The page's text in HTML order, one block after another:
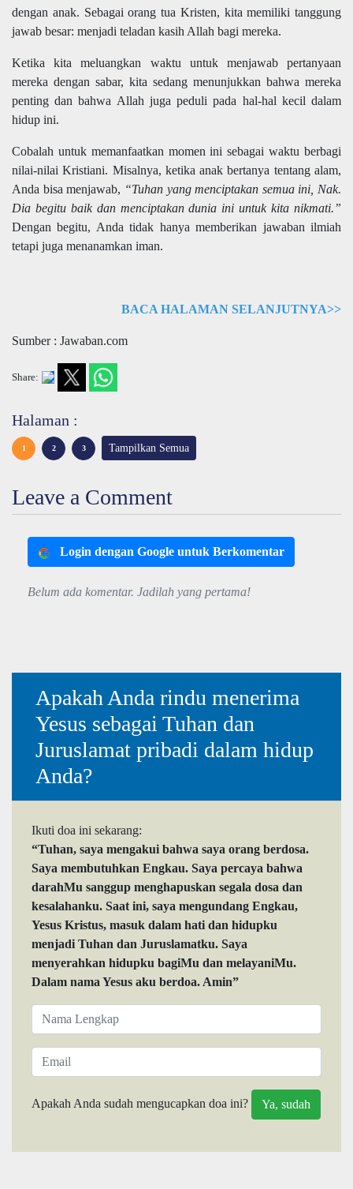
dengan anak. Sebagai orang tua Kristen, kita memiliki tanggung
jawab besar: menjadi teladan kasih Allah bagi mereka.
Ketika kita meluangkan waktu untuk menjawab pertanyaan
mereka dengan sabar, kita sedang menunjukkan bahwa mereka
penting dan bahwa Allah juga peduli pada hal-hal kecil dalam
hidup ini.
Cobalah untuk memanfaatkan momen ini sebagai waktu berbagi
nilai-nilai Kristiani. Misalnya, ketika anak bertanya tentang alam,
Anda bisa menjawab, “Tuhan yang menciptakan semua ini, Nak.
Dia begitu baik dan menciptakan dunia ini untuk kita nikmati.”
Dengan begitu, Anda tidak hanya memberikan jawaban ilmiah
tetapi juga menanamkan iman.
BACA HALAMAN SELANJUTNYA>>
Sumber : Jawaban.com
Share:
Halaman :
1 2 3 Tampilkan Semua
Leave a Comment
Login dengan Google untuk Berkomentar
Belum ada komentar. Jadilah yang pertama!
Apakah Anda rindu menerima
Yesus sebagai Tuhan dan
Juruslamat pribadi dalam hidup
Anda?
Ikuti doa ini sekarang:
“Tuhan, saya mengakui bahwa saya orang berdosa.
Saya membutuhkan Engkau. Saya percaya bahwa
darahMu sanggup menghapuskan segala dosa dan
kesalahanku. Saat ini, saya mengundang Engkau,
Yesus Kristus, masuk dalam hati dan hidupku
menjadi Tuhan dan Juruslamatku. Saya
menyerahkan hidupku bagiMu dan melayaniMu.
Dalam nama Yesus aku berdoa. Amin”
Apakah Anda sudah mengucapkan doa ini?